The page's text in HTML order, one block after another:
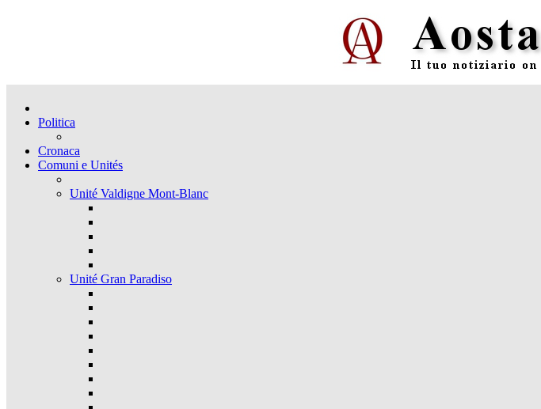
Politica
Cronaca
Comuni e Unités
Unité Valdigne Mont-Blanc
Unité Gran Paradiso